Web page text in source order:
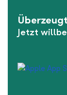
Jetzt